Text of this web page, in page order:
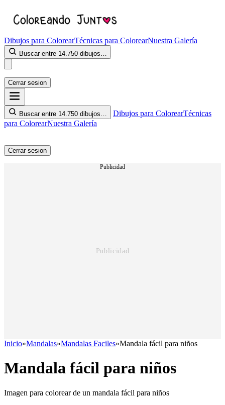
Dibujos para ColorearTécnicas para ColorearNuestra Galería
Buscar entre 14.750 dibujos…
Cerrar sesion
Buscar entre 14.750 dibujos… Dibujos para ColorearTécnicas
para ColorearNuestra Galería
Cerrar sesion
Publicidad
Inicio»Mandalas»Mandalas Faciles»Mandala fácil para niños
Mandala fácil para niños
Imagen para colorear de un mandala fácil para niños